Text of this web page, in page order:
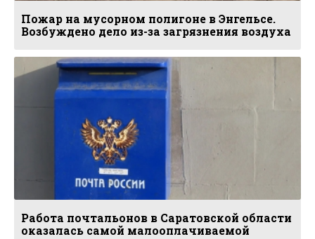
Пожар на мусорном полигоне в Энгельсе.
Возбуждено дело из-за загрязнения воздуха
Работа почтальонов в Саратовской области
оказалась самой малооплачиваемой